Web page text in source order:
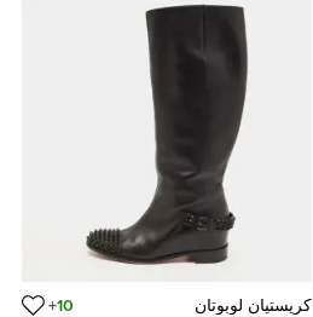
كريستيان لوبوتان 10+